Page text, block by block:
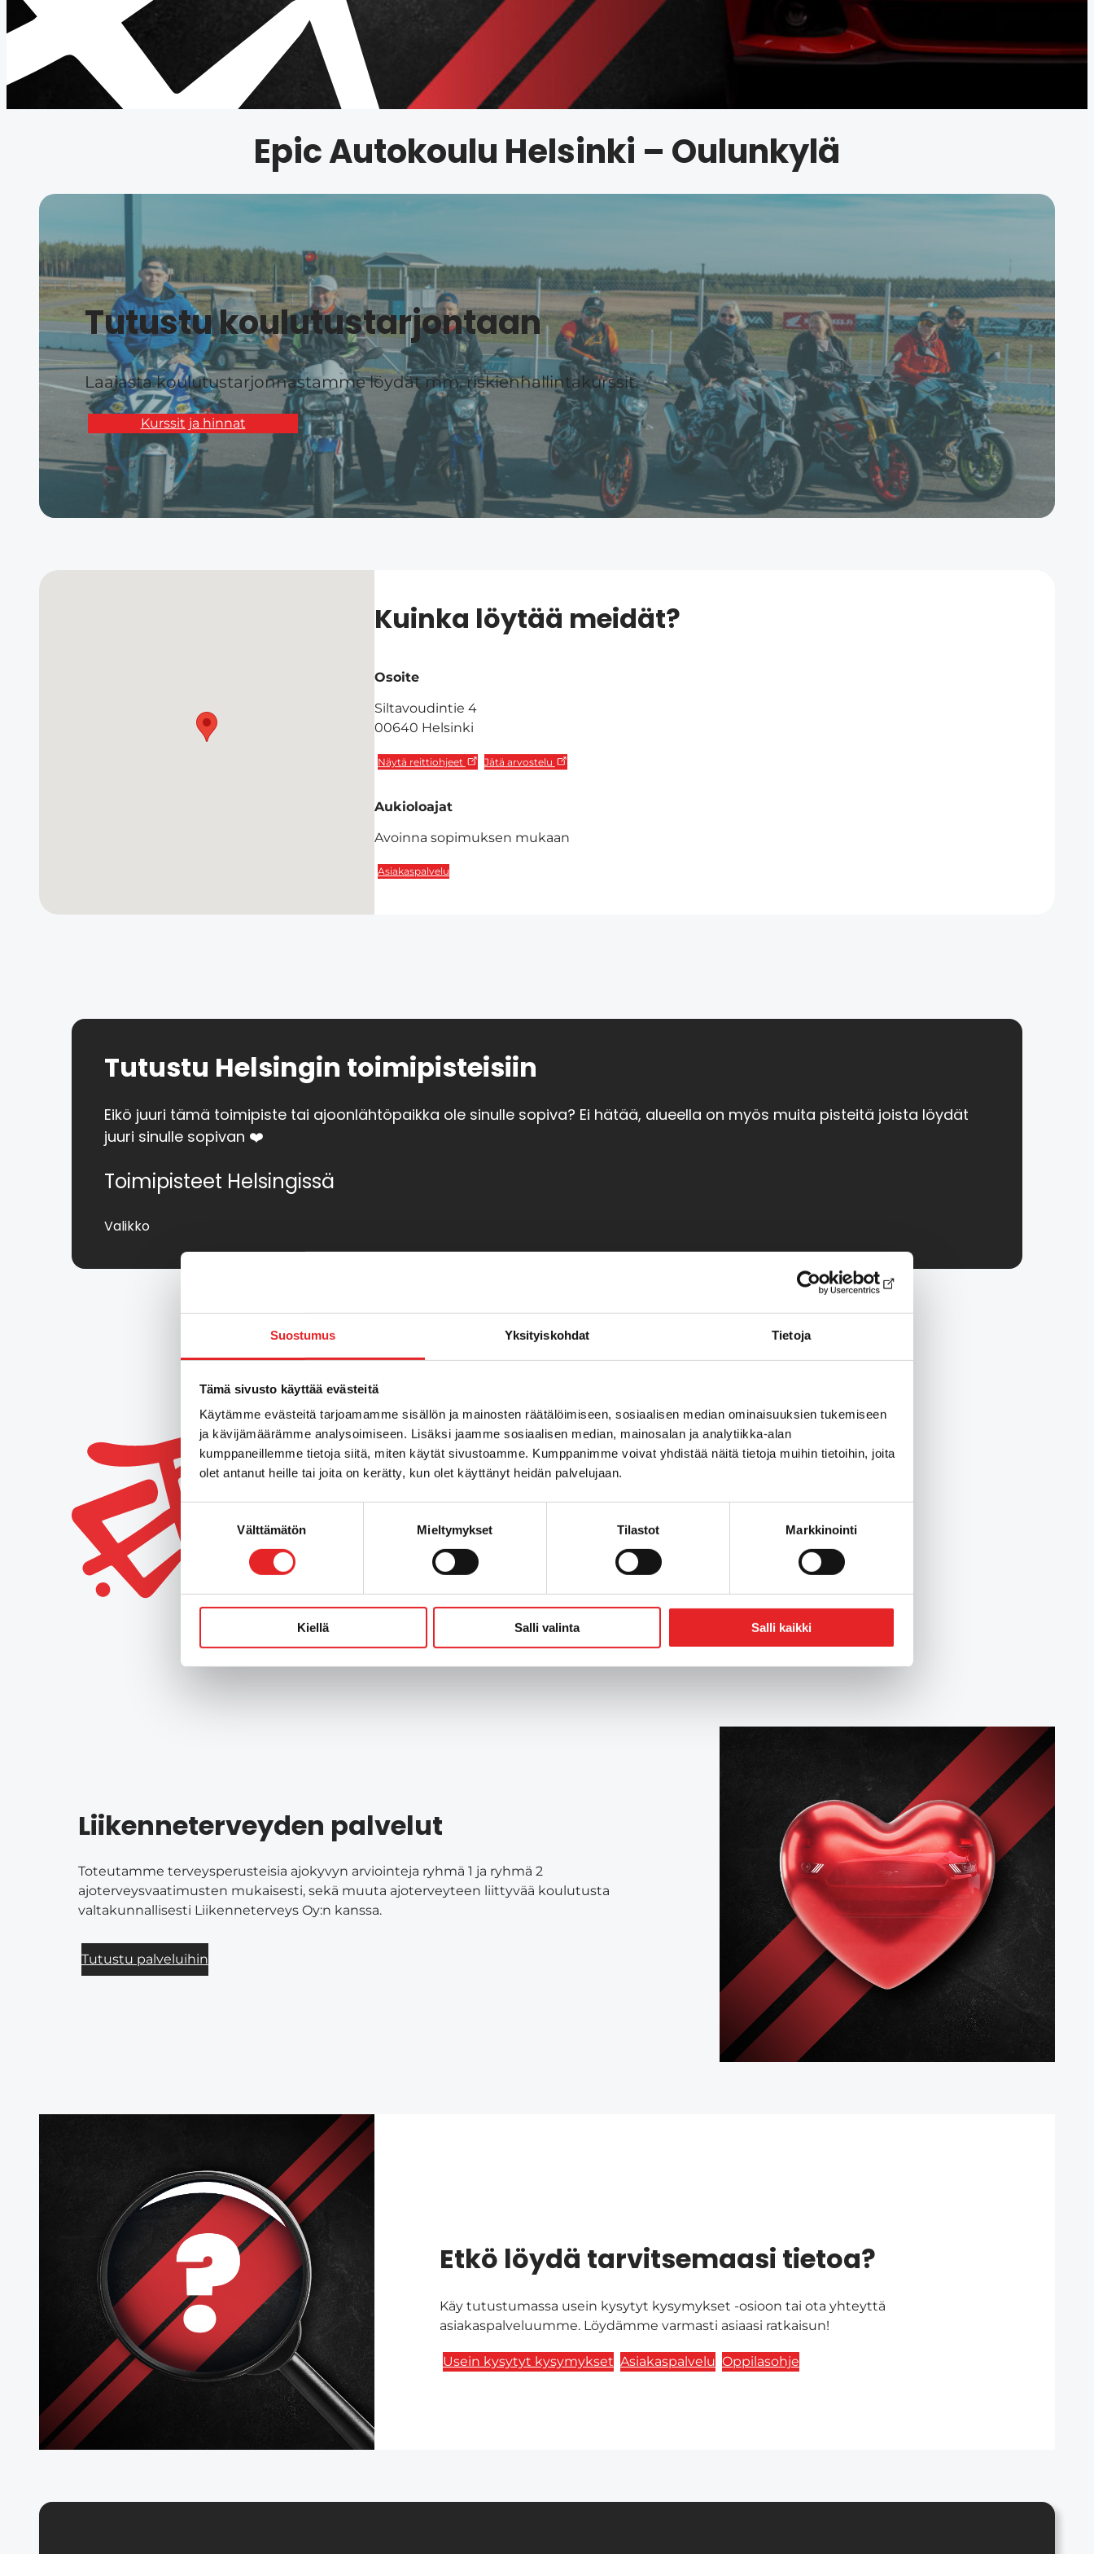
Suostumus Yksityiskohdat Tietoja
Tämä sivusto käyttää evästeitä
Käytämme evästeitä tarjoamamme sisällön ja mainosten räätälöimiseen, sosiaalisen median ominaisuuksien tukemiseen
ja kävijämäärämme analysoimiseen. Lisäksi jaamme sosiaalisen median, mainosalan ja analytiikka-alan
kumppaneillemme tietoja siitä, miten käytät sivustoamme. Kumppanimme voivat yhdistää näitä tietoja muihin tietoihin, joita
olet antanut heille tai joita on kerätty, kun olet käyttänyt heidän palvelujaan.
Välttämätön Mieltymykset Tilastot Markkinointi
Kiellä Salli valinta Salli kaikki
Epic Autokoulu Helsinki – Oulunkylä
Tutustu koulutustarjontaan​
Laajasta koulutustarjonnastamme löydät mm. riskienhallintakurssit.
Kurssit ja hinnat
Kuinka löytää meidät?
Osoite
Siltavoudintie 4
00640 Helsinki
Näytä reittiohjeet Jätä arvostelu
Aukioloajat
Avoinna sopimuksen mukaan
Asiakaspalvelu
Tutustu Helsingin toimipisteisiin
Eikö juuri tämä toimipiste tai ajoonlähtöpaikka ole sinulle sopiva? Ei hätää, alueella on myös muita pisteitä joista löydät
juuri sinulle sopivan ❤️
Toimipisteet Helsingissä
Valikko
Kouluttajat Oulunkylässä
Kouluttajien yhteystiedot löydät kurssin aikana oppimisympäristöstä.
Saara Mustonen
Liikenneterveyden palvelut
Toteutamme terveysperusteisia ajokyvyn arviointeja ryhmä 1 ja ryhmä 2
ajoterveysvaatimusten mukaisesti, sekä muuta ajoterveyteen liittyvää koulutusta
valtakunnallisesti Liikenneterveys Oy:n kanssa.
Tutustu palveluihin
Etkö löydä tarvitsemaasi tietoa?
Käy tutustumassa usein kysytyt kysymykset -osioon tai ota yhteyttä
asiakaspalveluumme. Löydämme varmasti asiaasi ratkaisun!
Usein kysytyt kysymykset Asiakaspalvelu Oppilasohje